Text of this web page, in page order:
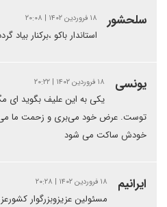
سلحشور ۱۸ فروردین ۱۴۰۲ | ۲۰:۰۸
استاندار باکو ،برکنار بیاد
یونسی ۱۸ فروردین ۱۴۰۲ | ۲۰:۲۲
یکی به این علیف بگوید
توست. عرض خود می‌بری و زحمت ما
خودش ساکت می شود
ایرانیم ۱۸ فروردین ۱۴۰۲ | ۲۰:۲۸
مسئولین عزیزوبزرگوار